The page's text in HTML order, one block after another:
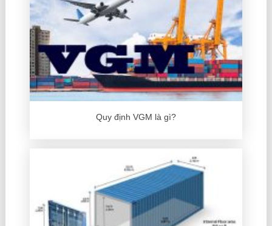
Quy định VGM là gì?